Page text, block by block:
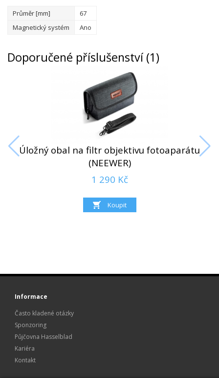
Průměr [mm]
67
Magnetický systém
Ano
Doporučené příslušenství (1)
Úložný obal na filtr objektivu fotoaparátu
(NEEWER)
1 290 Kč
Informace
Často kladené otázky
Sponzoring
Půjčovna Hasselblad
Kariéra
Kontakt